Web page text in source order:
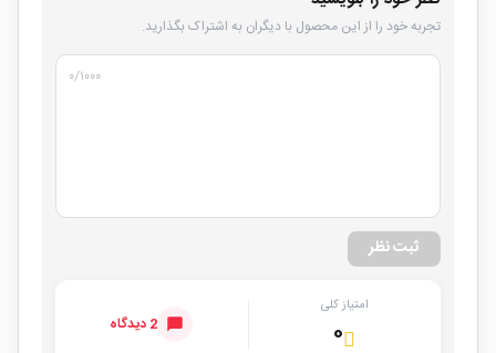
تجربه خود را از این محصول با دیگران به اشتراک بگذارید.
۰/۱۰۰۰
ثبت نظر
امتیاز کلی
۰ 2 دیدگاه